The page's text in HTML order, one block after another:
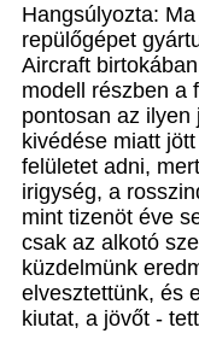
Hangsúlyozta:
repülőgépet
Aircraft
modell részben a
pontosan az
kivédése miatt
felületet adni,
irigység, a
mint tizenöt éve
csak az alkotó
küzdelmünk
elvesztettünk, és
kiutat, a jövőt -